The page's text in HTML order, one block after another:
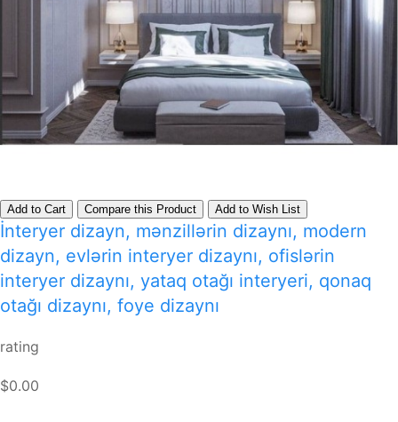
Add to Cart Compare this Product Add to Wish List
İnteryer dizayn, mənzillərin dizaynı, modern
dizayn, evlərin interyer dizaynı, ofislərin
interyer dizaynı, yataq otağı interyeri, qonaq
otağı dizaynı, foye dizaynı
rating
$0.00